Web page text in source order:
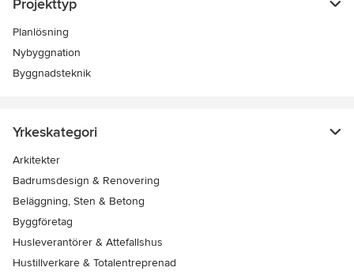
Projekttyp
Planlösning
Nybyggnation
Byggnadsteknik
Yrkeskategori
Arkitekter
Badrumsdesign & Renovering
Beläggning, Sten & Betong
Byggföretag
Husleverantörer & Attefallshus
Hustillverkare & Totalentreprenad